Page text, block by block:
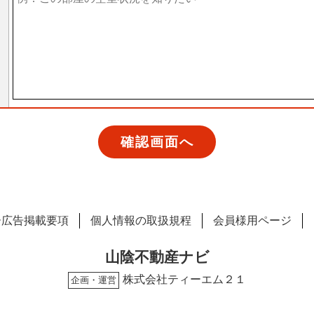
告掲載要項 個人情報の取扱規程 会員様用ページ
山陰不動産ナビ
企画・運営 株式会社ティーエム２１